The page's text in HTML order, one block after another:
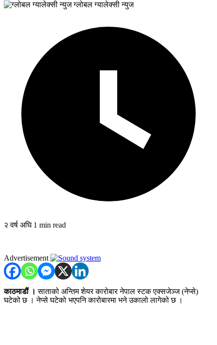
ग्लोबल ग्यालेक्सी न्युज
२ वर्ष अघि 1 min read
Advertisement
काठमाडौं । साताको अन्तिम शेयर कारोबार नेपाल स्टकएक्सजेञ्ज (नेप्से)
घटेको छ । नेप्से घटेको भएपनि कारोबारमा भने उकालो लागेको छ ।